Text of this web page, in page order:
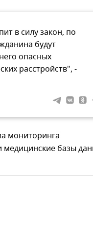
в силу закон, по
будут
опасных
расстройств", -
мониторинга
медицинские базы